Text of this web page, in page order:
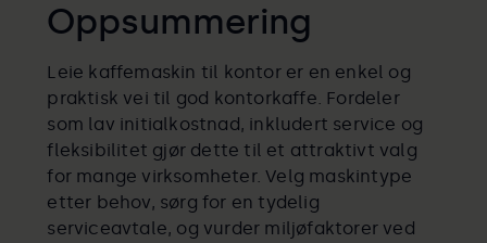
Oppsummering
Leie kaffemaskin til kontor er en enkel og
praktisk vei til god kontorkaffe. Fordeler
som lav initialkostnad, inkludert service og
fleksibilitet gjør dette til et attraktivt valg
for mange virksomheter. Velg maskintype
etter behov, sørg for en tydelig
serviceavtale, og vurder miljøfaktorer ved